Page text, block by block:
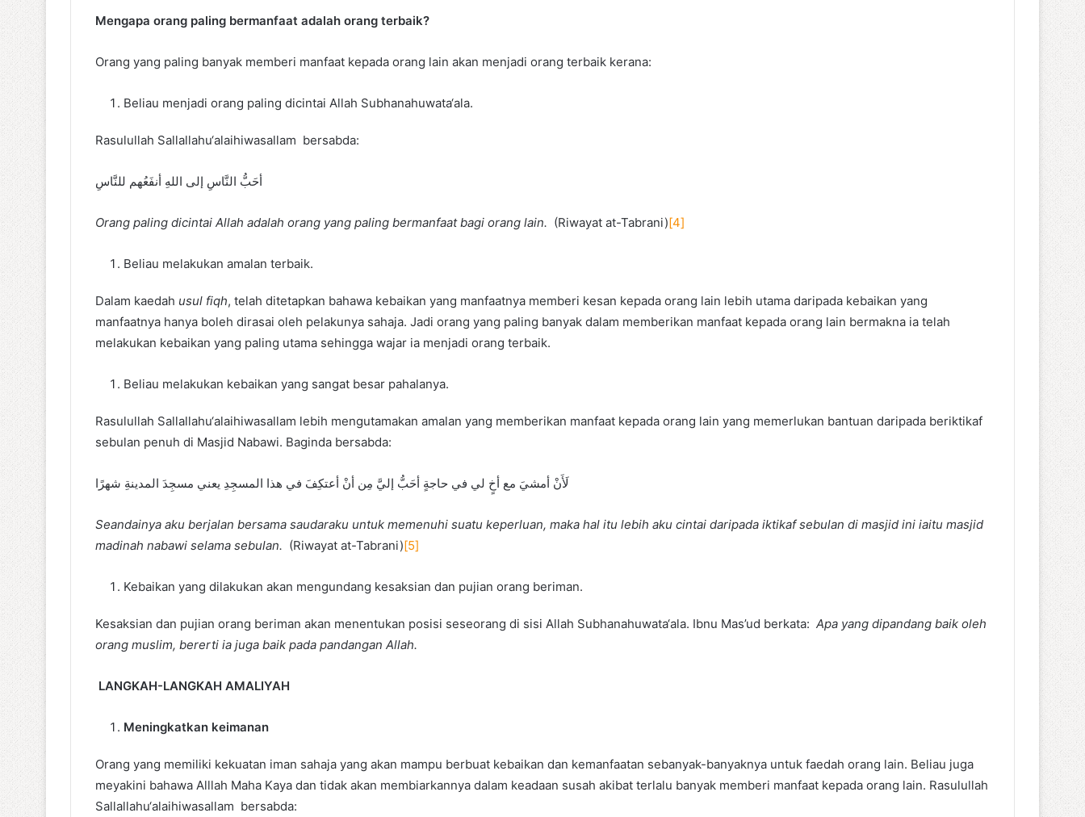
Mengapa orang paling bermanfaat adalah orang terbaik?
Orang yang paling banyak memberi manfaat kepada orang lain akan menjadi orang terbaik kerana:
Beliau menjadi orang paling dicintai Allah Subhanahuwata‘ala.
Rasulullah Sallallahu‘alaihiwasallam bersabda:
أحَبُّ النَّاسِ إلى اللهِ أنفَعُهم للنَّاسِ
Orang paling dicintai Allah adalah orang yang paling bermanfaat bagi orang lain. (Riwayat at-Tabrani)[4]
Beliau melakukan amalan terbaik.
Dalam kaedah usul fiqh, telah ditetapkan bahawa kebaikan yang manfaatnya memberi kesan kepada orang lain lebih utama daripada kebaikan yang
manfaatnya hanya boleh dirasai oleh pelakunya sahaja. Jadi orang yang paling banyak dalam memberikan manfaat kepada orang lain bermakna ia telah
melakukan kebaikan yang paling utama sehingga wajar ia menjadi orang terbaik.
Beliau melakukan kebaikan yang sangat besar pahalanya.
Rasulullah Sallallahu‘alaihiwasallam lebih mengutamakan amalan yang memberikan manfaat kepada orang lain yang memerlukan bantuan daripada beriktikaf
sebulan penuh di Masjid Nabawi. Baginda bersabda:
لَأَنْ أمشيَ مع أخٍ لي في حاجةٍ أحَبُّ إليَّ مِن أنْ أعتكِفَ في هذا المسجِدِ يعني مسجِدَ المدينةِ شهرًا
Seandainya aku berjalan bersama saudaraku untuk memenuhi suatu keperluan, maka hal itu lebih aku cintai daripada iktikaf sebulan di masjid ini iaitu masjid
madinah nabawi selama sebulan. (Riwayat at-Tabrani)[5]
Kebaikan yang dilakukan akan mengundang kesaksian dan pujian orang beriman.
Kesaksian dan pujian orang beriman akan menentukan posisi seseorang di sisi Allah Subhanahuwata‘ala. Ibnu Mas’ud berkata: Apa yang dipandang baik oleh
orang muslim, bererti ia juga baik pada pandangan Allah.
LANGKAH-LANGKAH AMALIYAH
Meningkatkan keimanan
Orang yang memiliki kekuatan iman sahaja yang akan mampu berbuat kebaikan dan kemanfaatan sebanyak-banyaknya untuk faedah orang lain. Beliau juga
meyakini bahawa Alllah Maha Kaya dan tidak akan membiarkannya dalam keadaan susah akibat terlalu banyak memberi manfaat kepada orang lain. Rasulullah
Sallallahu‘alaihiwasallam bersabda: